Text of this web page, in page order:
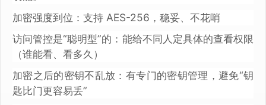
加密强度到位：支持 AES-256，稳妥、不花哨
访问管控是“聪明型”的：能给不同人定具体的查看权限
（谁能看、看多久）
加密之后的密钥不乱放：有专门的密钥管理，避免“钥
匙比门更容易丢”